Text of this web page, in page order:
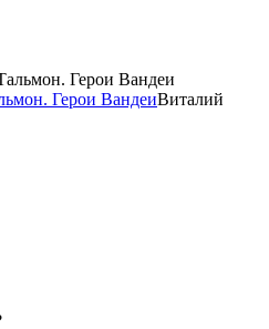
Герои ВандеиВиталий